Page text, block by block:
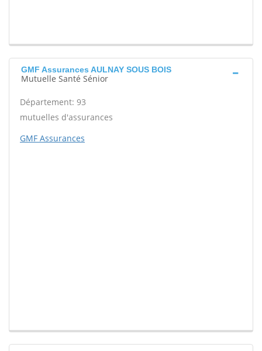
GMF Assurances AULNAY SOUS BOIS
Mutuelle Santé Sénior
Département: 93
mutuelles d'assurances
GMF Assurances